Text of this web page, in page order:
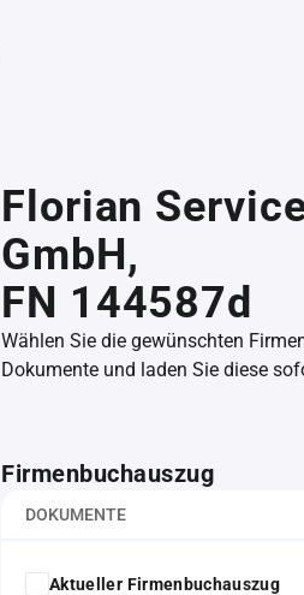
Florian
GmbH,
FN 144587d
Wählen Sie die gewünschten
Dokumente und laden Sie diese
Firmenbuchauszug
DOKUMENTE
Aktueller Firmenbuchauszug